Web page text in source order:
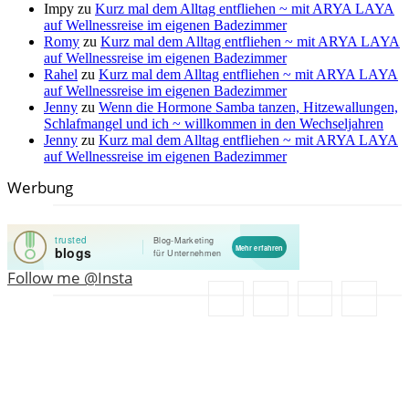
Impy zu Kurz mal dem Alltag entfliehen ~ mit ARYA LAYA
auf Wellnessreise im eigenen Badezimmer
Romy zu Kurz mal dem Alltag entfliehen ~ mit ARYA LAYA
auf Wellnessreise im eigenen Badezimmer
Rahel zu Kurz mal dem Alltag entfliehen ~ mit ARYA LAYA
auf Wellnessreise im eigenen Badezimmer
Jenny zu Wenn die Hormone Samba tanzen, Hitzewallungen,
Schlafmangel und ich ~ willkommen in den Wechseljahren
Jenny zu Kurz mal dem Alltag entfliehen ~ mit ARYA LAYA
auf Wellnessreise im eigenen Badezimmer
Werbung
Follow me @Insta